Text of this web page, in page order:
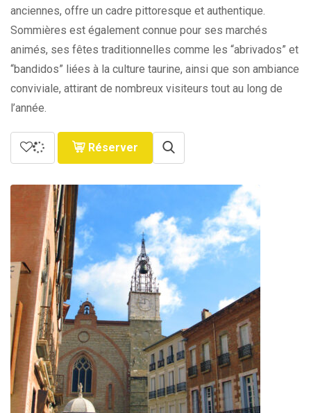
anciennes, offre un cadre pittoresque et authentique.
Sommières est également connue pour ses marchés
animés, ses fêtes traditionnelles comme les “abrivados” et
“bandidos” liées à la culture taurine, ainsi que son ambiance
conviviale, attirant de nombreux visiteurs tout au long de
l’année.
Réserver